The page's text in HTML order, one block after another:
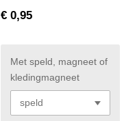
€ 0,95
Met speld, magneet of
kledingmagneet